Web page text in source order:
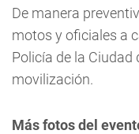
De manera
motos y oficiales a
Policía de la
movilización.
Más fotos del